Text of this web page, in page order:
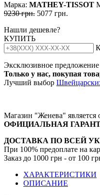
Марка: MATHEY-TISSOT
9230 грн. 5077 грн.
Нашли дешевле?
КУПИТЬ
Эксклюзивное
Только у нас, покупая
Лучший выбор
Магазин "Женева"
ОФИЦИАЛЬНАЯ
ДОСТАВКА ПО ВСЕЙ
При 100% предоплате на
Заказ до 1000 грн - от 100
ХАРАКТЕРИСТИКИ
ОПИСАНИЕ